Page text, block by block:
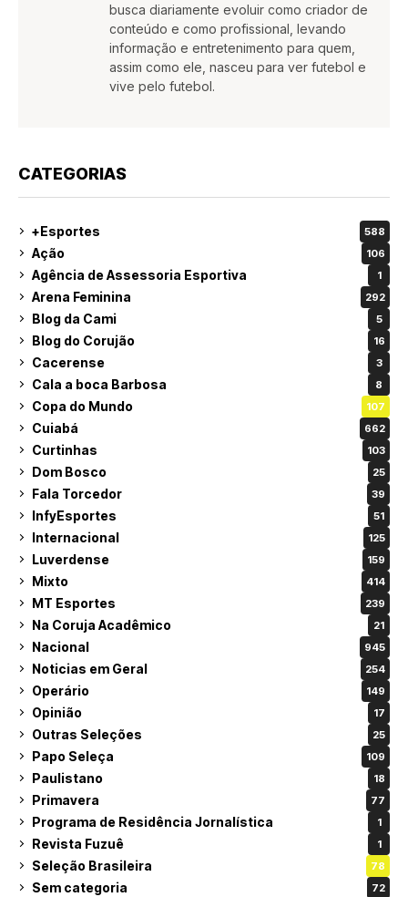
busca diariamente evoluir como criador de
conteúdo e como profissional, levando
informação e entretenimento para quem,
assim como ele, nasceu para ver futebol e
vive pelo futebol.
CATEGORIAS
+Esportes 588
Ação 106
Agência de Assessoria Esportiva 1
Arena Feminina 292
Blog da Cami 5
Blog do Corujão 16
Cacerense 3
Cala a boca Barbosa 8
Copa do Mundo 107
Cuiabá 662
Curtinhas 103
Dom Bosco 25
Fala Torcedor 39
InfyEsportes 51
Internacional 125
Luverdense 159
Mixto 414
MT Esportes 239
Na Coruja Acadêmico 21
Nacional 945
Noticias em Geral 254
Operário 149
Opinião 17
Outras Seleções 25
Papo Seleça 109
Paulistano 18
Primavera 77
Programa de Residência Jornalística 1
Revista Fuzuê 1
Seleção Brasileira 78
Sem categoria 72